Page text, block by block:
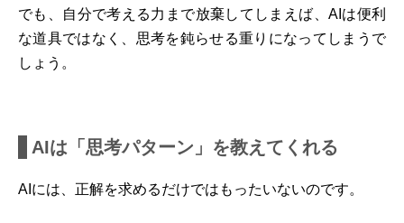
でも、自分で考える力まで放棄してしまえば、AIは便利
な道具ではなく、思考を鈍らせる重りになってしまうで
しょう。
AIは「思考パターン」を教えてくれる
AIには、正解を求めるだけではもったいないのです。